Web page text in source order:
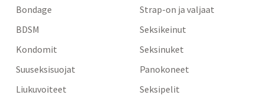
Bondage
BDSM
Kondomit
Suuseksisuojat
Liukuvoiteet
Strap-on ja valjaat
Seksikeinut
Seksinuket
Panokoneet
Seksipelit